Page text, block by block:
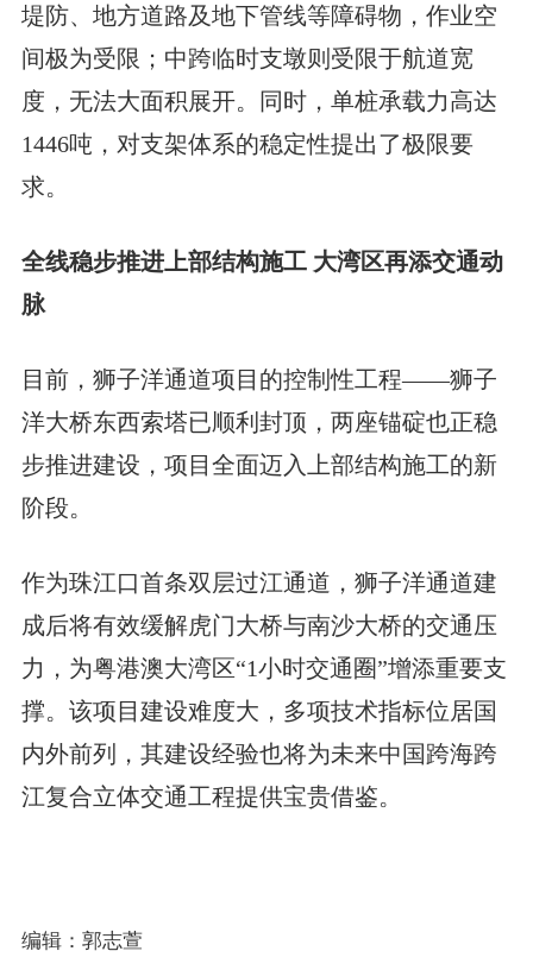
堤防、地方道路及地下管线等障碍物，作业空
间极为受限；中跨临时支墩则受限于航道宽
度，无法大面积展开。同时，单桩承载力高达
1446吨，对支架体系的稳定性提出了极限要
求。
全线稳步推进上部结构施工 大湾区再添交通动
脉
目前，狮子洋通道项目的控制性工程——狮子
洋大桥东西索塔已顺利封顶，两座锚碇也正稳
步推进建设，项目全面迈入上部结构施工的新
阶段。
作为珠江口首条双层过江通道，狮子洋通道建
成后将有效缓解虎门大桥与南沙大桥的交通压
力，为粤港澳大湾区“1小时交通圈”增添重要支
撑。该项目建设难度大，多项技术指标位居国
内外前列，其建设经验也将为未来中国跨海跨
江复合立体交通工程提供宝贵借鉴。
编辑：郭志萱